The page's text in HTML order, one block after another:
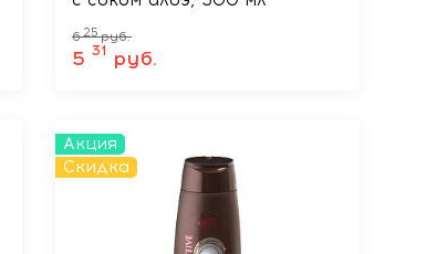
625 руб.
5 31 руб.
Акция
Скидка